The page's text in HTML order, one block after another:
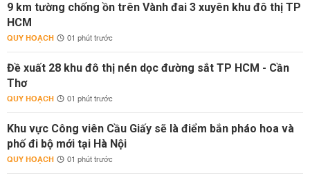
9 km tường chống ồn trên Vành đai 3 xuyên khu đô thị TP
HCM
QUY HOẠCH 01 phút trước
Đề xuất 28 khu đô thị nén dọc đường sắt TP HCM - Cần
Thơ
QUY HOẠCH 01 phút trước
Khu vực Công viên Cầu Giấy sẽ là điểm bắn pháo hoa và
phố đi bộ mới tại Hà Nội
QUY HOẠCH 01 phút trước